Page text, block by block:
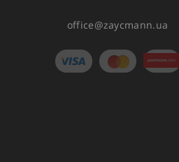
office@zaycmann.ua